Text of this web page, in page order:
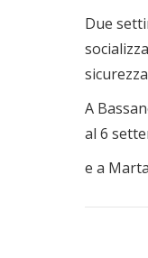
Due
A
al 6
e a